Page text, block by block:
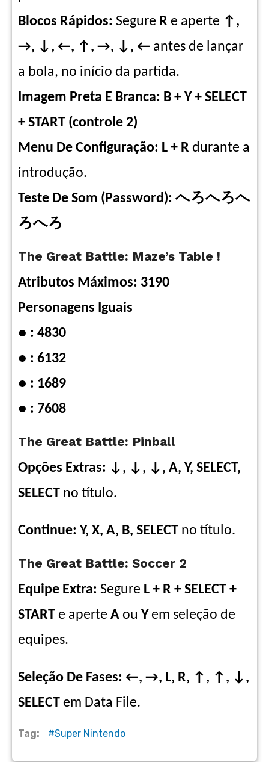
Blocos Rápidos: Segure R e aperte ↑,
→, ↓, ←, ↑, →, ↓, ← antes de lançar
a bola, no início da partida.
Imagem Preta E Branca: B + Y + SELECT
+ START (controle 2)
Menu De Configuração: L + R durante a
introdução.
Teste De Som (Password): へろへろへ
ろへろ
The Great Battle: Maze’s Table !
Atributos Máximos: 3190
Personagens Iguais
● : 4830
● : 6132
● : 1689
● : 7608
The Great Battle: Pinball
Opções Extras: ↓, ↓, ↓, A, Y, SELECT,
SELECT no título.
Continue: Y, X, A, B, SELECT no título.
The Great Battle: Soccer 2
Equipe Extra: Segure L + R + SELECT +
START e aperte A ou Y em seleção de
equipes.
Seleção De Fases: ←, →, L, R, ↑, ↑, ↓,
SELECT em Data File.
Tag: Super Nintendo